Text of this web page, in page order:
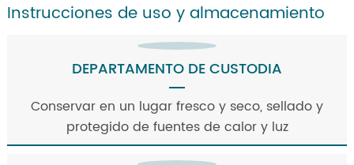
Instrucciones de uso y almacenamiento
DEPARTAMENTO DE CUSTODIA
Conservar en un lugar fresco y seco, sellado y
protegido de fuentes de calor y luz